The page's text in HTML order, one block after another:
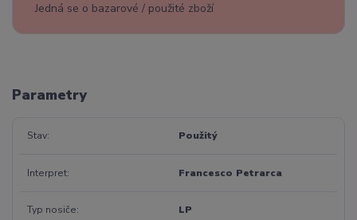
Jedná se o bazarové / použité zboží
Parametry
Stav Použitý
Interpret Francesco Petrarca
Typ nosiče LP